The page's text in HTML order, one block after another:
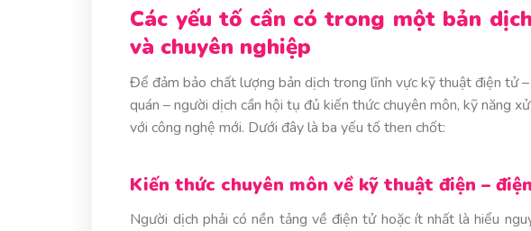
Các yếu tố cần có trong một bản
và chuyên nghiệp
Để đảm bảo chất lượng bản dịch trong lĩnh vực kỹ thuật điện tử
quán – người dịch cần hội tụ đủ kiến thức chuyên môn, kỹ năng
với công nghệ mới. Dưới đây là ba yếu tố then chốt:
Kiến thức chuyên môn về kỹ thuật điện –
Người dịch phải có nền tảng về điện tử hoặc ít nhất là hiểu